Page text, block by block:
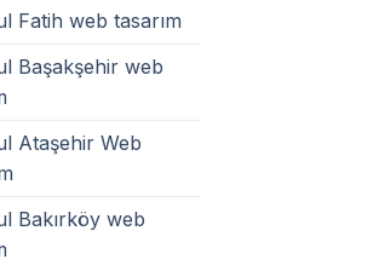
Fatih web tasarım
Başakşehir web
Ataşehir Web
Bakırköy web